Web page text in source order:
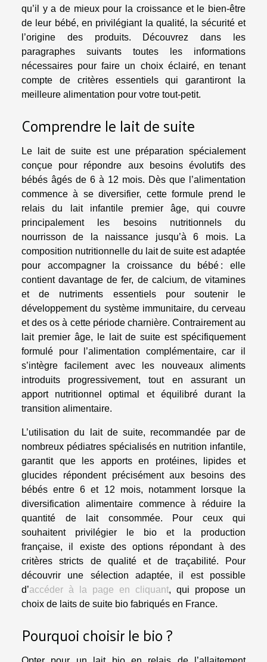
qu’il y a de mieux pour la croissance et le bien-être
de leur bébé, en privilégiant la qualité, la sécurité et
l’origine des produits. Découvrez dans les
paragraphes suivants toutes les informations
nécessaires pour faire un choix éclairé, en tenant
compte de critères essentiels qui garantiront la
meilleure alimentation pour votre tout-petit.
Comprendre le lait de suite
Le lait de suite est une préparation spécialement
conçue pour répondre aux besoins évolutifs des
bébés âgés de 6 à 12 mois. Dès que l’alimentation
commence à se diversifier, cette formule prend le
relais du lait infantile premier âge, qui couvre
principalement les besoins nutritionnels du
nourrisson de la naissance jusqu’à 6 mois. La
composition nutritionnelle du lait de suite est adaptée
pour accompagner la croissance du bébé : elle
contient davantage de fer, de calcium, de vitamines
et de nutriments essentiels pour soutenir le
développement du système immunitaire, du cerveau
et des os à cette période charnière. Contrairement au
lait premier âge, le lait de suite est spécifiquement
formulé pour l’alimentation complémentaire, car il
s’intègre facilement avec les nouveaux aliments
introduits progressivement, tout en assurant un
apport nutritionnel optimal et équilibré durant la
transition alimentaire.
L’utilisation du lait de suite, recommandée par de
nombreux pédiatres spécialisés en nutrition infantile,
garantit que les apports en protéines, lipides et
glucides répondent précisément aux besoins des
bébés entre 6 et 12 mois, notamment lorsque la
diversification alimentaire commence à réduire la
quantité de lait consommée. Pour ceux qui
souhaitent privilégier le bio et la production
française, il existe des options répondant à des
critères stricts de qualité et de traçabilité. Pour
découvrir une sélection adaptée, il est possible
d’accéder à la page en cliquant, qui propose un
choix de laits de suite bio fabriqués en France.
Pourquoi choisir le bio ?